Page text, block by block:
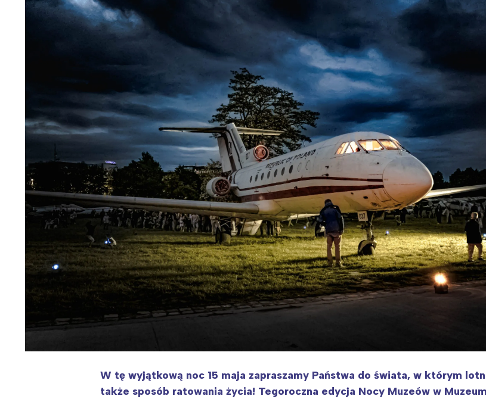
Kwitnąca wiśnia i jej płatki Pszczoła i kwitnący
W tę wyjątkową noc 15 maja zapraszamy Państwa do świata, w którym
także sposób ratowania życia! Tegoroczna edycja Nocy Muzeów w